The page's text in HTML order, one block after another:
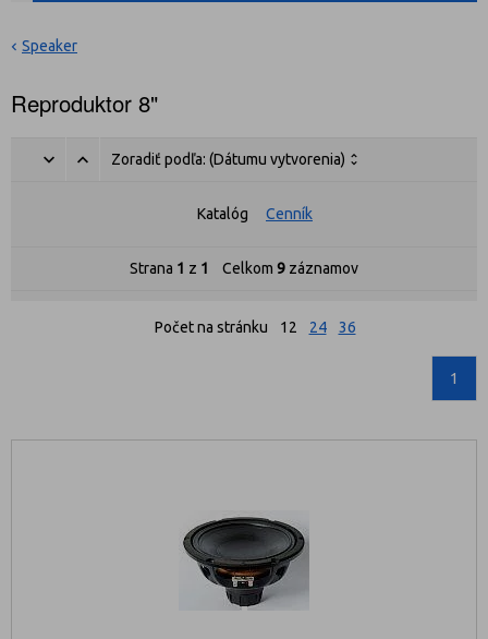
Speaker
Reproduktor 8"
Zoradiť podľa: (Dátumu vytvorenia)
Katalóg Cenník
Strana 1 z 1 Celkom 9 záznamov
Počet na stránku 12 24 36
1